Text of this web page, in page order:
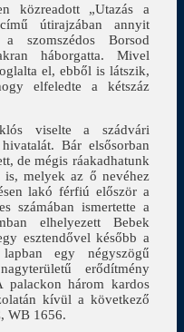
közreadott „Utazás a
útirajzában annyit
szomszédos Borsod
háborgatta. Mivel
el, ebből is látszik,
elfeledte a kétszáz
viselte a szádvári
Bár elsősorban
de mégis ráakadhatunk
is, melyek az ő nevéhez
lakó férfiú először a
számában ismertette a
elhelyezett Bebek
esztendővel később a
egy négyszögű
erődítmény
három kardos
kívül a következő
WB 1656.